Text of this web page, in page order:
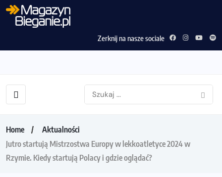
Zerknij na nasze sociale
Home
Aktualności
Jutro startują Mistrzostwa Europy w lekkoatletyce 2024 w
Rzymie. Kiedy startują Polacy i gdzie oglądać?